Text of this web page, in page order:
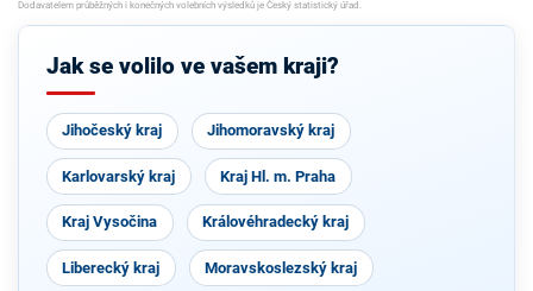
Jak se volilo ve vašem kraji?
Jihočeský kraj Jihomoravský kraj
Karlovarský kraj Kraj Hl. m. Praha
Kraj Vysočina Královéhradecký kraj
Liberecký kraj Moravskoslezský kraj